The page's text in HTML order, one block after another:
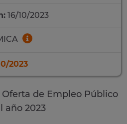
16/10/2023
2023
Oferta de Empleo Público
año 2023